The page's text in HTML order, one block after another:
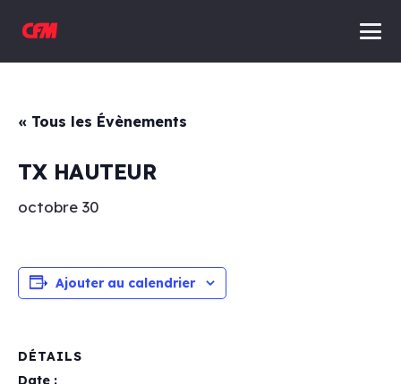
« Tous les Évènements
TX HAUTEUR
octobre 30
Ajouter au calendrier
DÉTAILS
Date :